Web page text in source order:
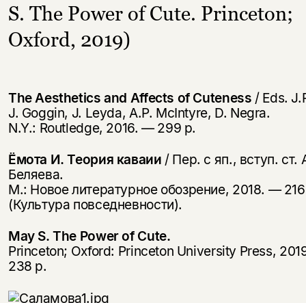
S. The Power of Cute. Princeton;
Oxford, 2019)
The Aesthetics and Affects of Cuteness / Eds.
J. Goggin, J. Leyda, A.P. McIntyre, D. Negra.
N.Y.: Routledge, 2016. — 299 p.
Ёмота И. Теория каваии / Пер. с яп., вступ. ст.
Беляева.
М.: Новое литературное обозрение, 2018. —
(Культура повседневности).
May S. The Power of Cute.
Princeton; Oxford: Princeton University Press,
238 p.